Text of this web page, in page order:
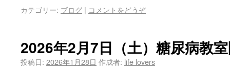
カテゴリー: ブログ | コメントをどうぞ
2026年2月7日（土）糖尿病教
投稿日: 2026年1月28日 作成者: life lovers